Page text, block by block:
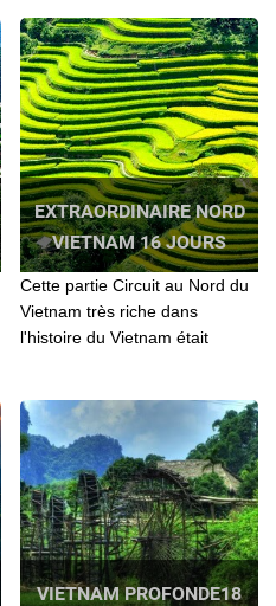
chez l’habitant, apprenez à
cuisiner et détendez-vous le
temps d’une croisière en
bateau.
EXTRAORDINAIRE NORD
VIETNAM 16 JOURS
Cette partie Circuit au Nord du
Vietnam très riche dans
l'histoire du Vietnam était
sauvage...
VIETNAM PROFONDE18